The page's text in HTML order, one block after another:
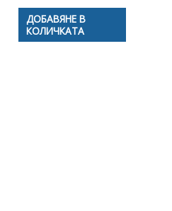
ДОБАВЯНЕ В
КОЛИЧКАТА